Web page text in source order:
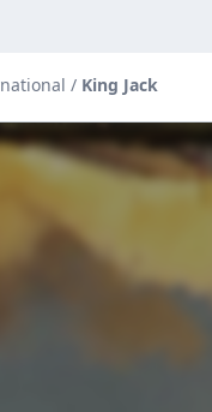
/ King Jack